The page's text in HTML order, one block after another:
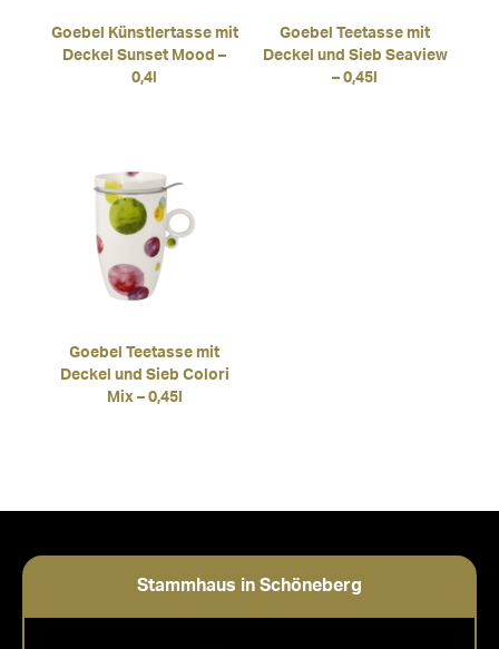
Goebel Künstlertasse mit
Deckel Sunset Mood –
0,4l
Goebel Teetasse mit
Deckel und Sieb Seaview
– 0,45l
Goebel Teetasse mit
Deckel und Sieb Colori
Mix – 0,45l
Stammhaus in Schöneberg